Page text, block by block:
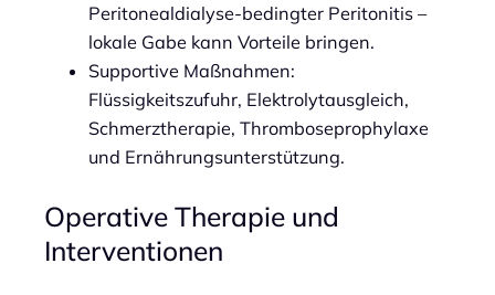
Peritonealdialyse-bedingter Peritonitis –
lokale Gabe kann Vorteile bringen.
Supportive Maßnahmen:
Flüssigkeitszufuhr, Elektrolytausgleich,
Schmerztherapie, Thromboseprophylaxe
und Ernährungsunterstützung.
Operative Therapie und
Interventionen